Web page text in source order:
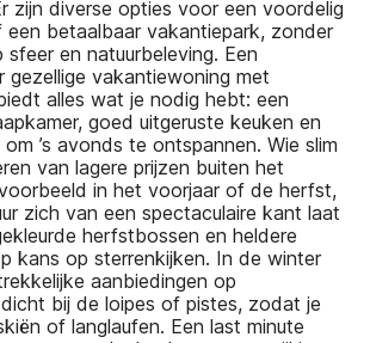
zijn diverse opties voor een voordelig
een betaalbaar vakantiepark, zonder
en natuurbeleving. Een
gezellige vakantiewoning met
alles wat je nodig hebt: een
goed uitgeruste keuken en
’s avonds te ontspannen. Wie slim
van lagere prijzen buiten het
in het voorjaar of de herfst,
zich van een spectaculaire kant laat
herfstbossen en heldere
kans op sterrenkijken. In de winter
aanbiedingen op
bij de loipes of pistes, zodat je
of langlaufen. Een last minute